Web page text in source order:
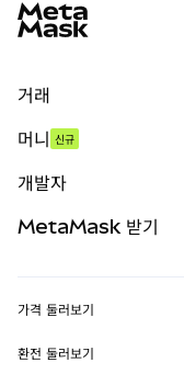
거래
무기한 선물
실물자산
머니 신규
개발자
MetaMask Connect
MetaMask 받기
가격 둘러보기
이더리움 가격
환전 둘러보기